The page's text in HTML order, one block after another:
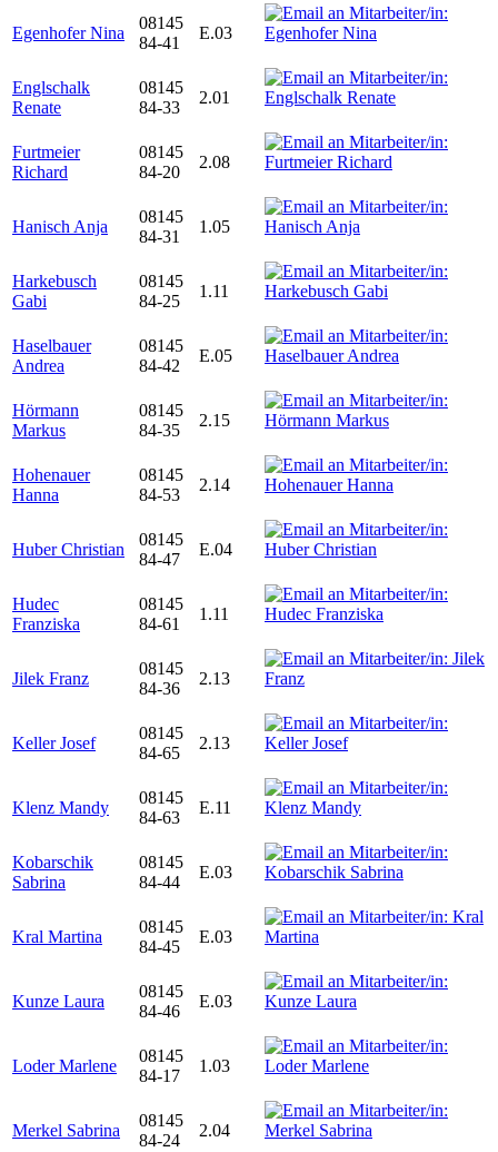
Egenhofer Nina
08145
84-41
E.03
Englschalk
Renate
08145
84-33
2.01
Furtmeier
Richard
08145
84-20
2.08
Hanisch Anja
08145
84-31
1.05
Harkebusch
Gabi
08145
84-25
1.11
Haselbauer
Andrea
08145
84-42
E.05
Hörmann
Markus
08145
84-35
2.15
Hohenauer
Hanna
08145
84-53
2.14
Huber Christian
08145
84-47
E.04
Hudec
Franziska
08145
84-61
1.11
Jilek Franz
08145
84-36
2.13
Keller Josef
08145
84-65
2.13
Klenz Mandy
08145
84-63
E.11
Kobarschik
Sabrina
08145
84-44
E.03
Kral Martina
08145
84-45
E.03
Kunze Laura
08145
84-46
E.03
Loder Marlene
08145
84-17
1.03
Merkel Sabrina
08145
84-24
2.04